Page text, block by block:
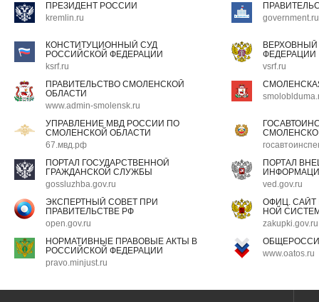
ПРЕЗИДЕНТ РОССИИ
kremlin.ru
government.ru
КОНСТИТУЦИОННЫЙ СУД
РОССИЙСКОЙ ФЕДЕРАЦИИ
ksrf.ru
ФЕДЕРАЦИИ
vsrf.ru
ПРАВИТЕЛЬСТВО СМОЛЕНСКОЙ
ОБЛАСТИ
www.admin-smolensk.ru
УПРАВЛЕНИЕ МВД РОССИИ ПО
СМОЛЕНСКОЙ ОБЛАСТИ
67.мвд.рф
ПОРТАЛ ГОСУДАРСТВЕННОЙ
ГРАЖДАНСКОЙ СЛУЖБЫ
gossluzhba.gov.ru
ПОРТАЛ
ved.gov.ru
ЭКСПЕРТНЫЙ СОВЕТ ПРИ
ПРАВИТЕЛЬСТВЕ РФ
open.gov.ru
ОФИЦ.
НОЙ
zakupki.gov.ru
НОРМАТИВНЫЕ ПРАВОВЫЕ АКТЫ В
РОССИЙСКОЙ ФЕДЕРАЦИИ
pravo.minjust.ru
www.oatos.ru